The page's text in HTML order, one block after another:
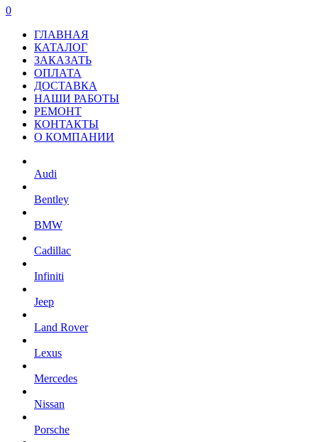
0
ГЛАВНАЯ
КАТАЛОГ
ЗАКАЗАТЬ
ОПЛАТА
ДОСТАВКА
НАШИ РАБОТЫ
РЕМОНТ
КОНТАКТЫ
О КОМПАНИИ
Audi
Bentley
BMW
Cadillac
Infiniti
Jeep
Land Rover
Lexus
Mercedes
Nissan
Porsche